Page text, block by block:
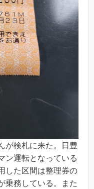
が検札に来た。日豊
ン運転となっている
した区間は整理券の
乗務している。また